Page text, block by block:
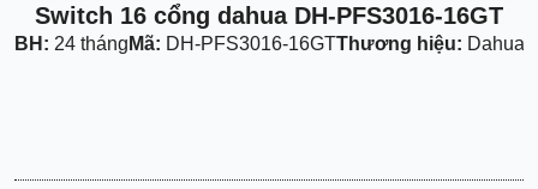
Switch 16 cổng dahua DH-PFS3016-16GT
BH: 24 tháng Mã: DH-PFS3016-16GTThương hiệu: Dahua